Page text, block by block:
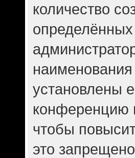
количество
установлены
конференцию
чтобы
это